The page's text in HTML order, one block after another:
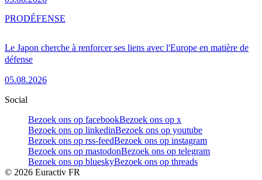
Le Japon cherche à renforcer ses liens avec l'Europe en matière de
défense
05.08.2026
PRODÉFENSE
Social
Bezoek ons op facebookBezoek ons op x
Bezoek ons op linkedinBezoek ons op youtube
Bezoek ons op rss-feedBezoek ons op instagram
Bezoek ons op mastodonBezoek ons op telegram
Bezoek ons op blueskyBezoek ons op threads
© 2026 Euractiv FR